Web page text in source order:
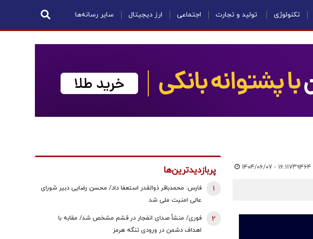
تکنولوژی تولید و تجارت اجتماعی ارز دیجیتال سایر رسانه‌ها
۱۴۰۴/۰۶/۰۷ - ۱۶:۱۱ پربازدیدترین‌ها
فارس: محمدباقر ذوالقدر استعفا داد/ محسن رضایی دبیر شورای
عالی امنیت ملی شد
1
فوری/ منشأ صدای انفجار در قشم مشخص شد/ مقابه با
اهداف دشمن در ورودی تنگه هرمز
2